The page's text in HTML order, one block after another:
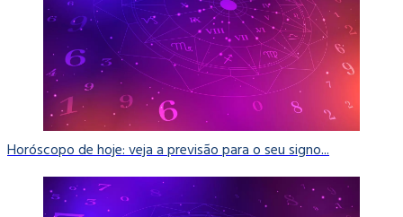
Horóscopo de hoje: veja a previsão para o seu signo...